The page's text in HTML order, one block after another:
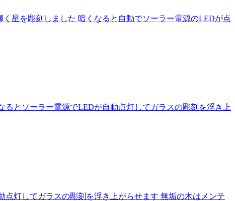
星を彫刻しました 暗くなると自動でソーラー電源のLEDが点
とソーラー電源でLEDが自動点灯してガラスの彫刻を浮き上
灯してガラスの彫刻を浮き上がらせます 無垢の木はメンテ